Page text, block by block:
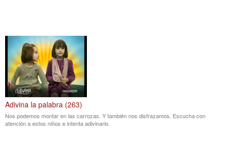
Adivina la palabra (263)
Nos podemos montar en las carrozas. Y también nos disfrazamos. Escucha con
atención a estos niños e intenta adivinarlo.